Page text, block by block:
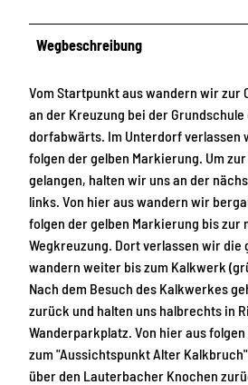
Wegbeschreibung
Vom Startpunkt aus wandern wir zur
an der Kreuzung bei der
dorfabwärts. Im Unterdorf verlassen
folgen der gelben Markierung. Um
gelangen, halten wir uns an der
links. Von hier aus wandern wir
folgen der gelben Markierung bis zur
Wegkreuzung. Dort verlassen wir die
wandern weiter bis zum Kalkwerk
Nach dem Besuch des Kalkwerkes
zurück und halten uns halbrechts in
Wanderparkplatz. Von hier aus
zum "Aussichtspunkt Alter
über den Lauterbacher Knochen